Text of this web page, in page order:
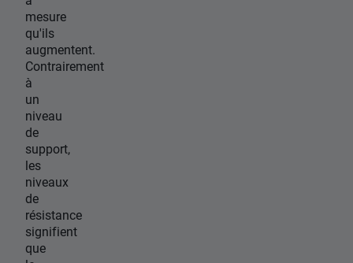
mesure
qu'ils
augmentent.
Contrairement
à
un
niveau
de
support,
les
niveaux
de
résistance
signifient
que